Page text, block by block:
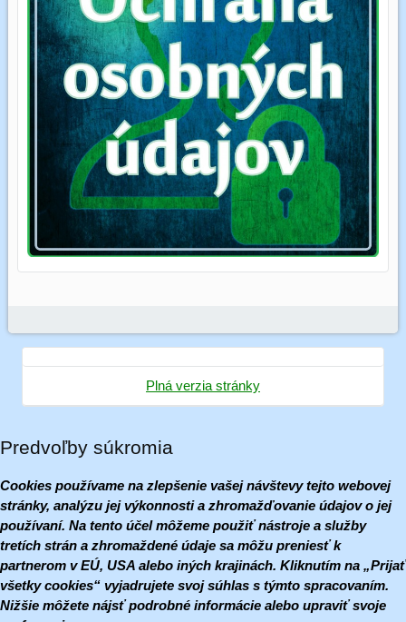
Plná verzia stránky
Predvoľby súkromia
Cookies používame na zlepšenie vašej návštevy tejto webovej
stránky, analýzu jej výkonnosti a zhromažďovanie údajov o jej
používaní. Na tento účel môžeme použiť nástroje a služby
tretích strán a zhromaždené údaje sa môžu preniesť k
partnerom v EÚ, USA alebo iných krajinách. Kliknutím na „Prijať
všetky cookies“ vyjadrujete svoj súhlas s týmto spracovaním.
Nižšie môžete nájsť podrobné informácie alebo upraviť svoje